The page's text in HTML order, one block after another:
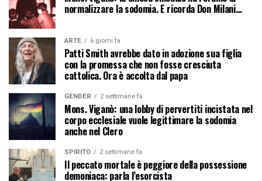
normalizzare la sodomia. E ricorda Don Milani…
ARTE 6 giorni fa
Patti Smith avrebbe dato in adozione sua figlia
con la promessa che non fosse cresciuta
cattolica. Ora è accolta dal papa
GENDER 2 settimane fa
Mons. Viganò: una lobby di pervertiti incistata nel
corpo ecclesiale vuole legittimare la sodomia
anche nel Clero
SPIRITO 2 settimane fa
Il peccato mortale è peggiore della possessione
demoniaca: parla l’esorcista